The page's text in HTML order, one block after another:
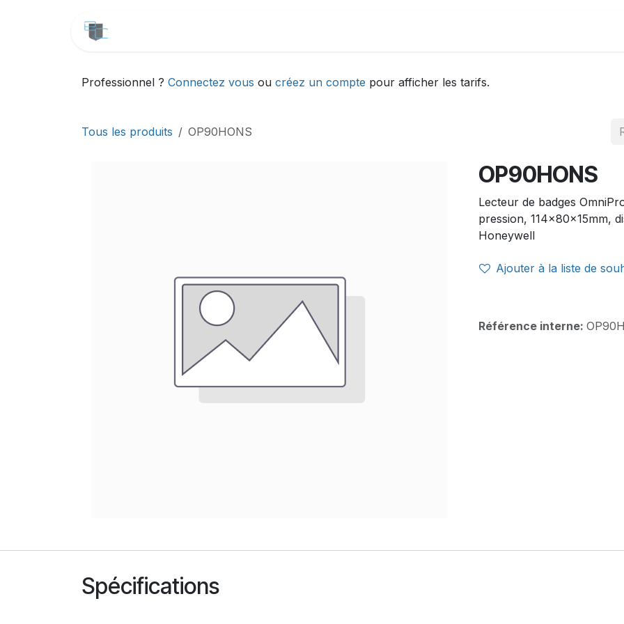
Professionnel ? Connectez vous ou créez un compte pour afficher les tarifs.
Tous les produits OP90HONS
OP90HONS
Lecteur de badges
pression, 114x80x15mm,
Honeywell
Ajouter à la liste de
Référence interne:
Spécifications